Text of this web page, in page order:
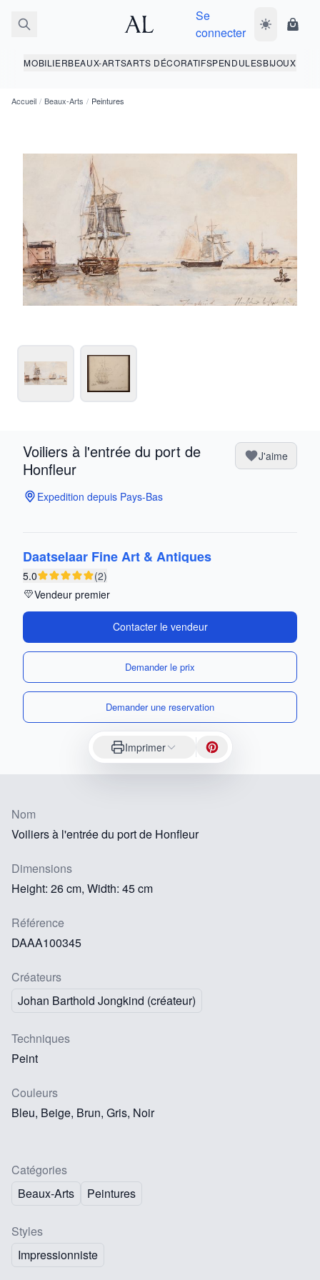
Se
connecter
Basculer le
MOBILIERBEAUX-ARTSARTS DÉCORATIFSPENDULESBIJOUX
Accueil / Beaux-Arts / Peintures
Voiliers à l'entrée du port de
Honfleur
J'aime
Expedition depuis Pays-Bas
Daatselaar Fine Art & Antiques
5.0
(2)
Vendeur premier
Contacter le vendeur
Demander le prix
Demander une reservation
Imprimer
Nom
Voiliers à l'entrée du port de Honfleur
Dimensions
Height: 26 cm, Width: 45 cm
Référence
DAAA100345
Créateurs
Johan Barthold Jongkind (créateur)
Techniques
Peint
Couleurs
Bleu, Beige, Brun, Gris, Noir
Catégories
Beaux-Arts
Peintures
Styles
Impressionniste